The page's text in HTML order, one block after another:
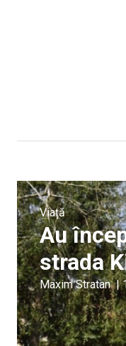
Viață
Au
strada
Maxim Stratan |